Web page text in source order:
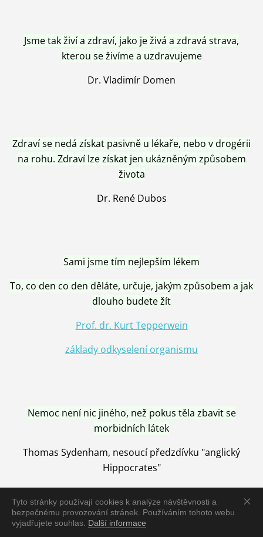
Tyto stránky používají cookies k analýze návštěvnosti a
bezpečnému provozování stránek. Používáním tohoto webu
vyjadřujete souhlas. Další informace
Jsme tak živí a zdraví, jako je živá a zdravá strava,
kterou se živíme a uzdravujeme
Dr. Vladimír Domen
Zdraví se nedá získat pasivně u lékaře, nebo v drogérii
na rohu. Zdraví lze získat jen ukázněným způsobem
života
Dr. René Dubos
Sami jsme tím nejlepším lékem
To, co den co den děláte, určuje, jakým způsobem a jak
dlouho budete žít
Prof. dr. Kurt Tepperwein
základy odkyselení organismu
Nemoc není nic jiného, než pokus těla zbavit se
morbidních látek
Thomas Sydenham, nesoucí předzdívku "anglický
Hippocrates"
Nemoc je vyléčena jen pomocí Přírody, neutralizací a